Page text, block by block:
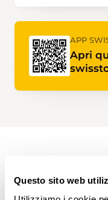
Questo sito web
APP
Apri